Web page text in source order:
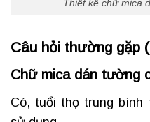
Thiết kế chữ mica
Câu hỏi thường gặp
Chữ mica dán tường
Có, tuổi thọ trung bình